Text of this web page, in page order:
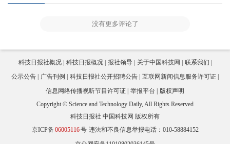
没有更多评论了
科技日报社概况 科技日报概况 报社领导 关于中国科技网
联系我们
公示公告
广告刊例 科技日报社公开招聘公告
互联网新闻信息服务许可证
信息网络传播视听节目许可证
举报平台
版权声明
Copyright © Science and Technology Daily, All Rights Reserved
科技日报社 中国科技网 版权所有
京ICP备06005116号 违法和不良信息举报电话：010-58884152